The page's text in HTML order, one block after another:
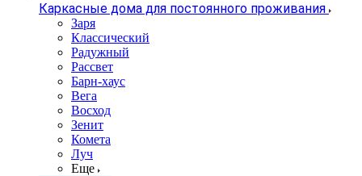
Каркасные дома для постоянного проживания
Заря
Классический
Радужный
Рассвет
Барн-хаус
Вега
Восход
Зенит
Комета
Луч
Еще